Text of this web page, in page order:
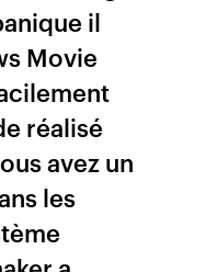
il
Movie
réalisé
avez un
les